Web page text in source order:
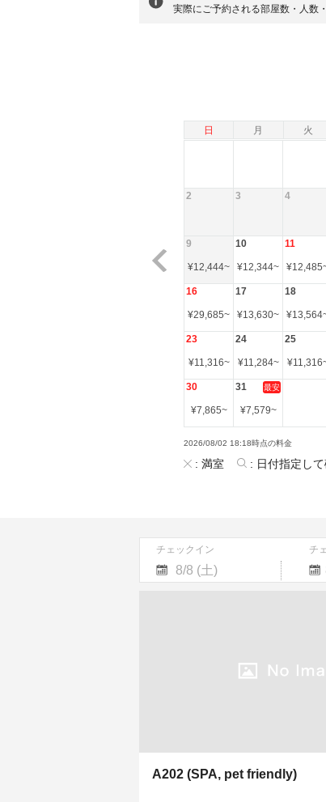
実際にご予約される部屋数・人数
日 月 火
2 3 4
9
¥12,444~
10
¥12,344~
11
¥12,485
16
¥29,685~
17
¥13,630~
18
¥13,564
23
¥11,316~
24
¥11,284~
25
¥11,316
30
¥7,865~
31 最安
¥7,579~
2026/08/02 18:18時点の料金
: 満室 : 日付指定し
チェックイン チ
Navigate
question
A202 (SPA, pet friendly)